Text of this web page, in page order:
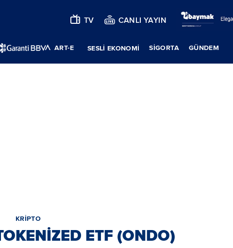
TV CANLI YAYIN
ART-E SESLİ EKONOMİ SIGORTA GÜNDEM
KRİPTO
ETF (ONDO)